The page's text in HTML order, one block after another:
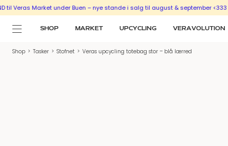
Market under Buen – nye stande i salg til august & september <333 SÆLG
SHOP MARKET UPCYCLING VERAVOLUTION
Shop > Tasker > Stofnet > Veras upcycling totebag stor – blå lærred